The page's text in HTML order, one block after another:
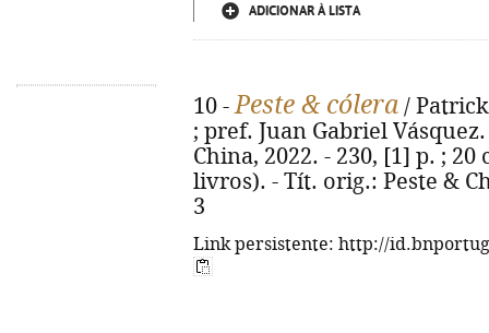
ADICIONAR À LISTA
10 -Peste & cólera /
; pref. Juan Gabriel
China, 2022. - 230, [1] p. ;
livros). - Tít. orig.: Peste &
3
Link persistente: http://